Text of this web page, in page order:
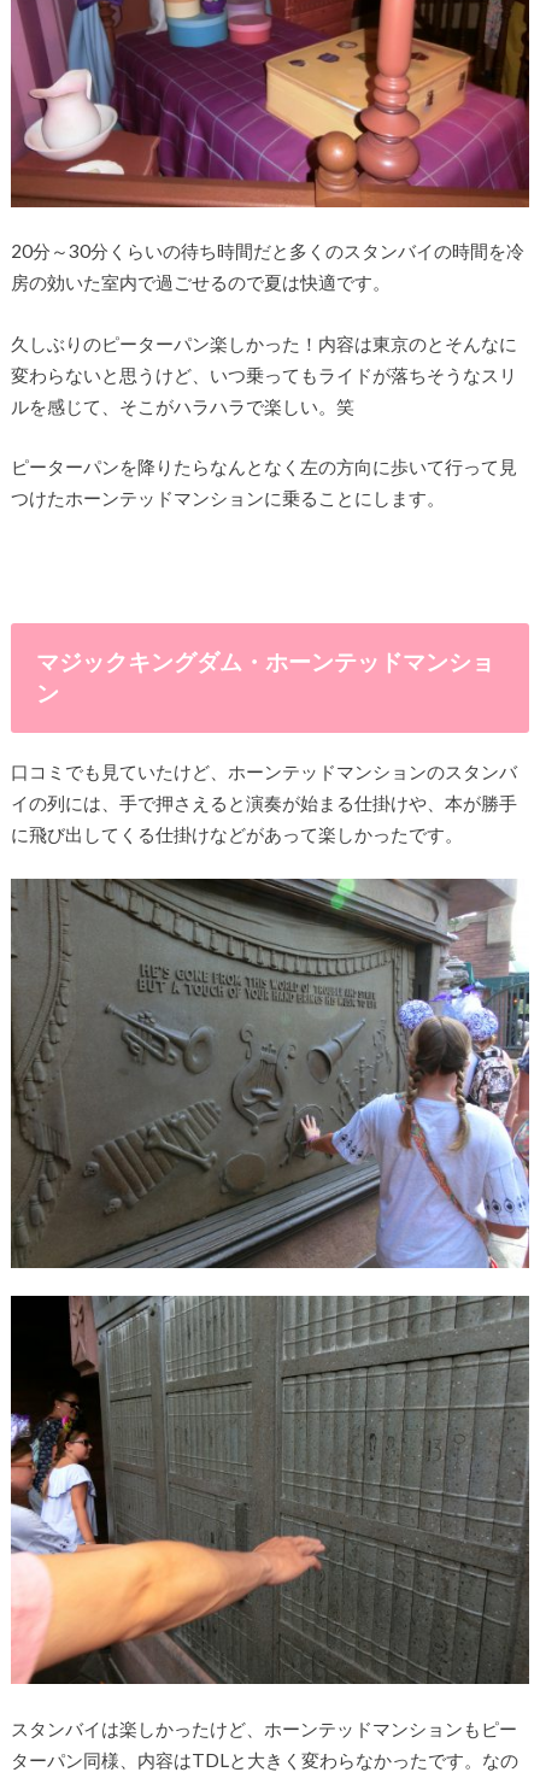
20分～30分くらいの待ち時間だと多くのスタンバイの時間を冷
房の効いた室内で過ごせるので夏は快適です。
久しぶりのピーターパン楽しかった！内容は東京のとそんなに
変わらないと思うけど、いつ乗ってもライドが落ちそうなスリ
ルを感じて、そこがハラハラで楽しい。笑
ピーターパンを降りたらなんとなく左の方向に歩いて行って見
つけたホーンテッドマンションに乗ることにします。
マジックキングダム・ホーンテッドマンショ
ン
口コミでも見ていたけど、ホーンテッドマンションのスタンバ
イの列には、手で押さえると演奏が始まる仕掛けや、本が勝手
に飛び出してくる仕掛けなどがあって楽しかったです。
スタンバイは楽しかったけど、ホーンテッドマンションもピー
ターパン同様、内容はTDLと大きく変わらなかったです。なの